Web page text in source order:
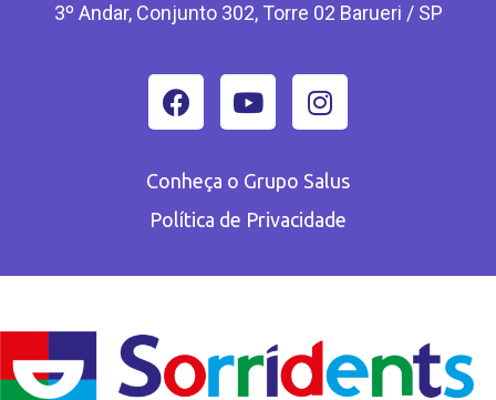
3º Andar, Conjunto 302, Torre 02 Barueri / SP
Conheça o Grupo Salus
Política de Privacidade